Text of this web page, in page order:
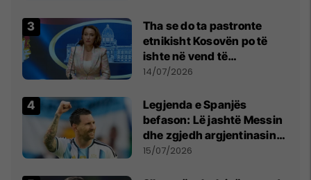
Tha se do ta pastronte
etnikisht Kosovën po të
ishte në vend të
Millosheviqit, Lëvizja e
kërkon shkarkimin e
menjëhershëm të
Snezhana Paunoviq
14/07/2026
Legjenda e Spanjës
befason: Lë jashtë Messin
dhe zgjedh argjentinasin
më të mirë në botë
15/07/2026